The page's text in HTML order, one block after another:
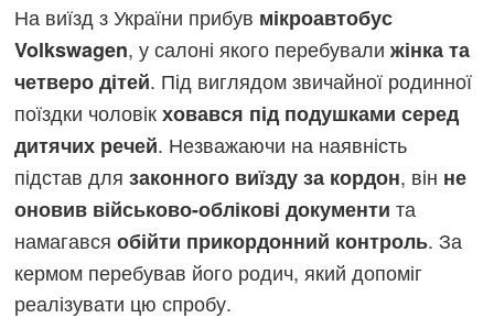
На виїзд з України прибув мікроавтобус
Volkswagen, у салоні якого перебувалижінка та
четверо дітей. Під виглядом звичайної родинної
поїздки чоловікховався під подушками серед
дитячих речей. Незважаючи на наявність
підстав длязаконного виїзду за кордон, він не
оновив військово-облікові документи та
намагавсяобійти прикордонний контроль. За
кермом перебував його родич, який допоміг
реалізувати цю спробу.